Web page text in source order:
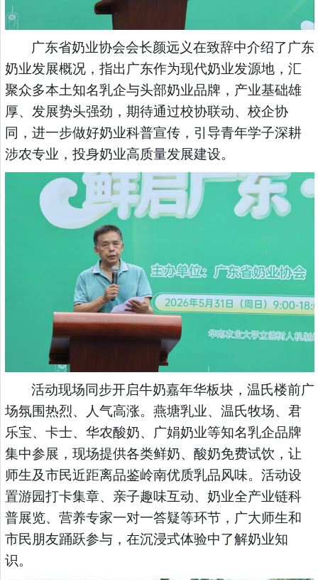
广东省奶业协会会长颜远义在致辞中介绍了广东
奶业发展概况，指出广东作为现代奶业发源地，汇
聚众多本土知名乳企与头部奶业品牌，产业基础雄
厚、发展势头强劲，期待通过校协联动、校企协
同，进一步做好奶业科普宣传，引导青年学子深耕
涉农专业，投身奶业高质量发展建设。
活动现场同步开启牛奶嘉年华板块，温氏楼前广
场氛围热烈、人气高涨。燕塘乳业、温氏牧场、君
乐宝、卡士、华农酸奶、广娟奶业等知名乳企品牌
集中参展，现场提供各类鲜奶、酸奶免费试饮，让
师生及市民近距离品鉴岭南优质乳品风味。活动设
置游园打卡集章、亲子趣味互动、奶业全产业链科
普展览、营养专家一对一答疑等环节，广大师生和
市民朋友踊跃参与，在沉浸式体验中了解奶业知
识。